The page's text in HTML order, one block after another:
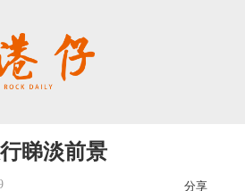
睇淡前景
分享